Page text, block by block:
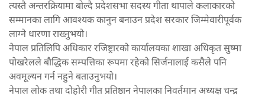
त्यस्तै अन्तरक्रियामा बोल्दै प्रदेशसभा सदस्य गीता थापाले कलाकारको
सम्मानका लागि आवश्यक कानुन बनाउन प्रदेश सरकार जिम्मेवारीपूर्वक
लाग्ने धारणा राख्नुभयो।
नेपाल प्रतिलिपि अधिकार रजिष्ट्रारको कार्यालयका शाखा अधिकृत सुष्मा
पोखरेलले बौद्धिक सम्पत्तिका रूपमा रहेको सिर्जनालाई कसैले पनि
अवमूल्यन गर्न नहुने बताउनुभयो।
नेपाल लोक तथा दोहोरी गीत प्रतिष्ठान नेपालका निवर्तमान अध्यक्ष चन्द्र